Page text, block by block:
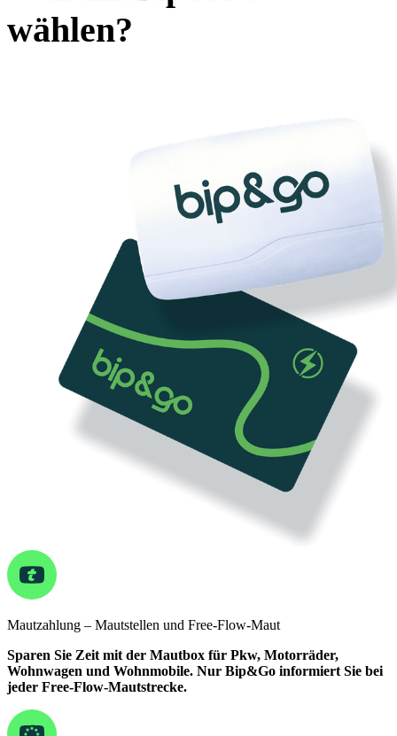
wählen?
Mautzahlung – Mautstellen und Free-Flow-Maut
Sparen Sie Zeit mit der Mautbox für Pkw, Motorräder,
Wohnwagen und Wohnmobile. Nur Bip&Go informiert Sie bei
jeder Free-Flow-Mautstrecke.